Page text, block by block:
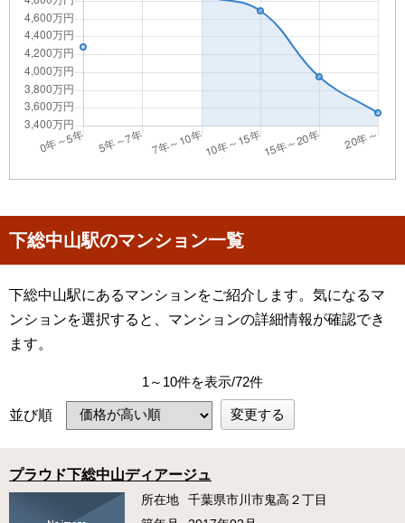
下総中山駅のマンション一覧
下総中山駅にあるマンションをご紹介します。気になるマ
ンションを選択すると、マンションの詳細情報が確認でき
ます。
1～10件を表示/72件
並び順 変更する
プラウド下総中山ディアージュ
所在地
千葉県市川市鬼高２丁目